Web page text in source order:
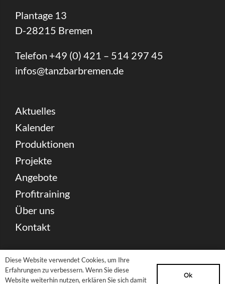
Plantage 13
D-28215 Bremen
Telefon +49 (0) 421 – 514 297 45
infos@tanzbarbremen.de
Aktuelles
Kalender
Produktionen
Projekte
Angebote
Profitraining
Über uns
Kontakt
Spenden
Partnerschaft & Förderung
Diese Website verwendet Cookies, um Ihre
Erfahrungen zu verbessern. Wenn Sie diese
Website weiterhin nutzen, erklären Sie sich damit
Ok